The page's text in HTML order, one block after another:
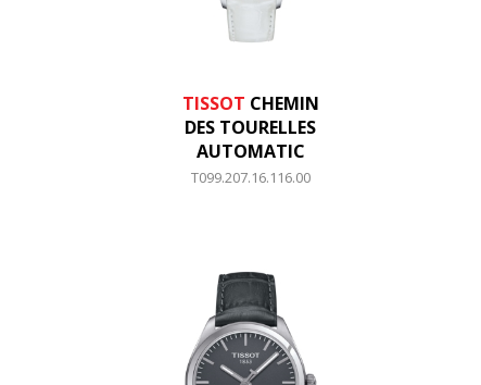
TISSOT CHEMIN
DES TOURELLES
AUTOMATIC
T099.207.16.116.00